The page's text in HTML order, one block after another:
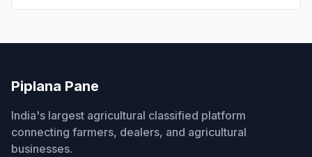
Piplana Pane
India's largest agricultural classified platform
connecting farmers, dealers, and agricultural
businesses.